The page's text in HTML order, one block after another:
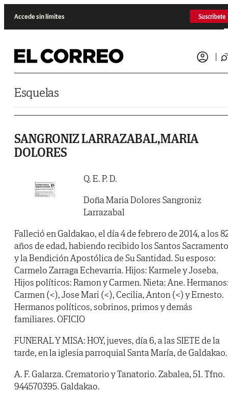
Accede sin límites Suscríbete
Esquelas
SANGRONIZ LARRAZABAL,MARIA
DOLORES
Q. E. P. D.
Doña Maria Dolores Sangroniz
Larrazabal
Falleció en Galdakao, el día 4 de febrero de 2014, a los
años de edad, habiendo recibido los Santos
y la Bendición Apostólica de Su Santidad. Su esposo:
Carmelo Zarraga Echevarria. Hijos: Karmele y Joseba.
Hijos políticos: Ramon y Carmen. Nieta: Ane.
Carmen (<), Jose Mari (<), Cecilia, Anton (<) y Ernesto.
Hermanos políticos, sobrinos, primos y demás
familiares. OFICIO
FUNERAL Y MISA: HOY, jueves, día 6, a las SIETE de la
tarde, en la iglesia parroquial Santa María, de Galdakao.
A. F. Galarza. Crematorio y Tanatorio. Zabalea, 51. Tfno.
944570395. Galdakao.